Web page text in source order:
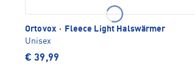
Ortovox ·
Fleece Light Halswärmer
Unisex
€ 39,99